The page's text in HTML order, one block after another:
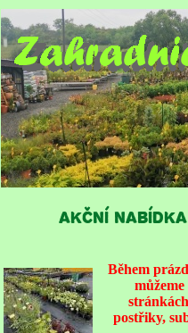
AKČNÍ NABÍDKA
Během
postřiky,